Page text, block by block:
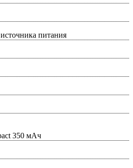
питания
350 мАч